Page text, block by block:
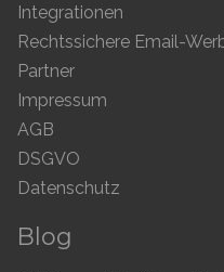
Integrationen
Partner
Impressum
AGB
DSGVO
Datenschutz
Blog